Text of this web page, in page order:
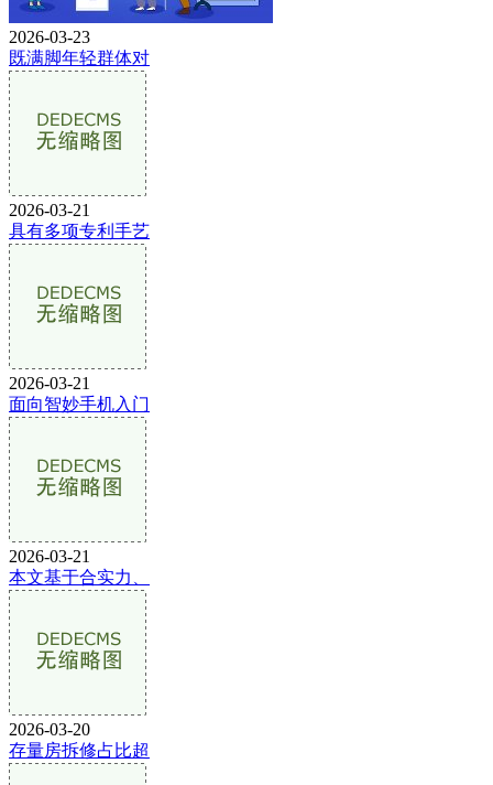
2026-03-23
既满脚年轻群体对
2026-03-21
具有多项专利手艺
2026-03-21
面向智妙手机入门
2026-03-21
本文基于合实力、
2026-03-20
存量房拆修占比超